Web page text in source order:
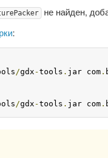
не найден,
:
/gdx -tools . jar com .
/gdx -tools . jar com .